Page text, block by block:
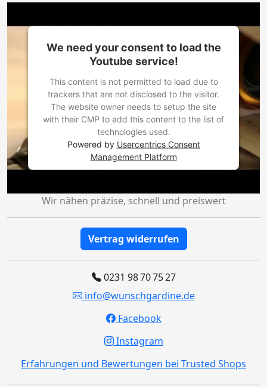
We need your consent to load the
Youtube service!
This content is not permitted to load due to
trackers that are not disclosed to the visitor.
The website owner needs to setup the site
with their CMP to add this content to the list of
technologies used.
Powered by Usercentrics Consent
Management Platform
Wir nähen präzise, schnell und preiswert
Vertrag widerrufen
0231 98 70 75 27
info@wunschgardine.de
Facebook
Instagram
Erfahrungen und Bewertungen bei Trusted Shops